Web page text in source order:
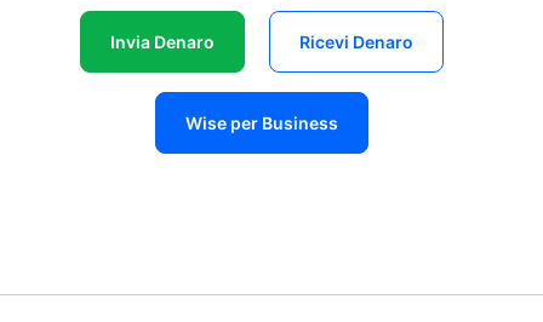
Invia Denaro Ricevi Denaro
Wise per Business